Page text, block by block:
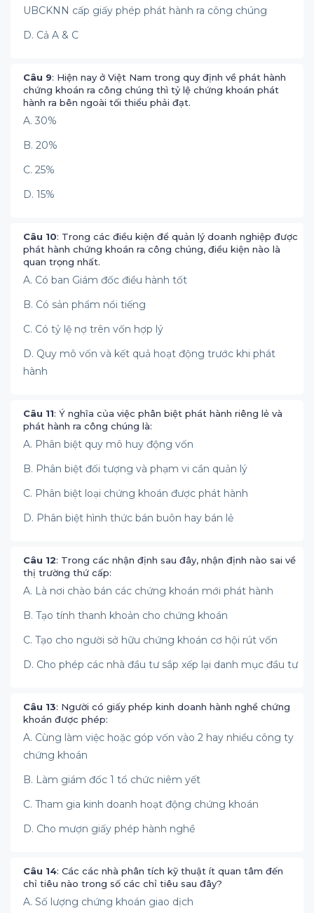
UBCKNN cấp giấy phép phát hành ra công chúng
D. Cả A & C
Câu 9: Hiện nay ở Việt Nam trong quy định về phát hành
chứng khoán ra công chúng thì tỷ lệ chứng khoán phát
hành ra bên ngoài tối thiểu phải đạt.
A. 30%
B. 20%
C. 25%
D. 15%
Câu 10: Trong các điều kiện để quản lý doanh nghiệp được
phát hành chứng khoán ra công chúng, điều kiện nào là
quan trọng nhất.
A. Có ban Giám đốc điều hành tốt
B. Có sản phẩm nổi tiếng
C. Có tỷ lệ nợ trên vốn hợp lý
D. Quy mô vốn và kết quả hoạt động trước khi phát
hành
Câu 11: Ý nghĩa của việc phân biệt phát hành riêng lẻ và
phát hành ra công chúng là:
A. Phân biệt quy mô huy động vốn
B. Phân biệt đối tượng và phạm vi cần quản lý
C. Phân biệt loại chứng khoán được phát hành
D. Phân biệt hình thức bán buôn hay bán lẻ
Câu 12: Trong các nhận định sau đây, nhận định nào sai về
thị trường thứ cấp:
A. Là nơi chào bán các chứng khoán mới phát hành
B. Tạo tính thanh khoản cho chứng khoán
C. Tạo cho người sở hữu chứng khoán cơ hội rút vốn
D. Cho phép các nhà đầu tư sắp xếp lại danh mục đầu tư
Câu 13: Người có giấy phép kinh doanh hành nghề chứng
khoán được phép:
A. Cùng làm việc hoặc góp vốn vào 2 hay nhiều công ty
chứng khoán
B. Làm giám đốc 1 tổ chức niêm yết
C. Tham gia kinh doanh hoạt động chứng khoán
D. Cho mượn giấy phép hành nghề
Câu 14: Các các nhà phân tích kỹ thuật ít quan tâm đến
chỉ tiêu nào trong số các chỉ tiêu sau đây?
A. Số lượng chứng khoán giao dịch